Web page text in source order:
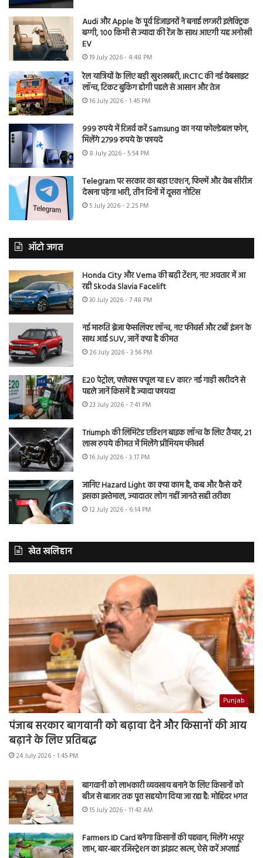
Audi और Apple के पूर्व डिजाइनरों ने बनाई लग्जरी इलेक्ट्रिक
बग्गी, 100 किमी से ज्यादा की रेंज के साथ आएगी यह अनोखी
EV
19 July 2026 - 4:48 PM
रेल यात्रियों के लिए बड़ी खुशखबरी, IRCTC की नई वेबसाइट
लॉन्च, टिकट बुकिंग होगी पहले से आसान और तेज
16 July 2026 - 1:45 PM
999 रुपये में रिजर्व करें Samsung का नया फोल्डेबल फोन,
मिलेंगे 2799 रुपये के फायदे
8 July 2026 - 5:54 PM
Telegram पर सरकार का बड़ा एक्शन, फिल्में और वेब सीरीज
देखना पड़ेगा भारी, तीन दिनों में दूसरा नोटिस
5 July 2026 - 2:25 PM
ऑटो जगत
Honda City और Verna की बढ़ी टेंशन, नए अवतार में आ
रही Skoda Slavia Facelift
30 July 2026 - 7:48 PM
नई मारुति ब्रेजा फेसलिफ्ट लॉन्च, नए फीचर्स और टर्बो इंजन के
साथ आई SUV, जानें क्या है कीमत
26 July 2026 - 3:56 PM
E20 पेट्रोल, फ्लेक्स फ्यूल या EV कार? नई गाड़ी खरीदने से
पहले जानें किसमें है ज्यादा फायदा
23 July 2026 - 7:41 PM
Triumph की लिमिटेड एडिशन बाइक लॉन्च के लिए तैयार, 21
लाख रुपये कीमत में मिलेंगे प्रीमियम फीचर्स
16 July 2026 - 3:17 PM
जानिए Hazard Light का क्या काम है, कब और कैसे करें
इसका इस्तेमाल, ज्यादातर लोग नहीं जानते सही तरीका
12 July 2026 - 6:14 PM
खेत खलिहान
Punjab
पंजाब सरकार बागवानी को बढ़ावा देने और किसानों की आय
बढ़ाने के लिए प्रतिबद्ध
24 July 2026 - 1:45 PM
बागवानी को लाभकारी व्यवसाय बनाने के लिए किसानों को
बीज से बाजार तक पूरा सहयोग दिया जा रहा है: मोहिंदर भगत
15 July 2026 - 11:43 AM
Farmers ID Card बनेगा किसानों की पहचान, मिलेंगे भरपूर
लाभ, बार-बार रजिस्ट्रेशन का झंझट खत्म, ऐसे करें अप्लाई